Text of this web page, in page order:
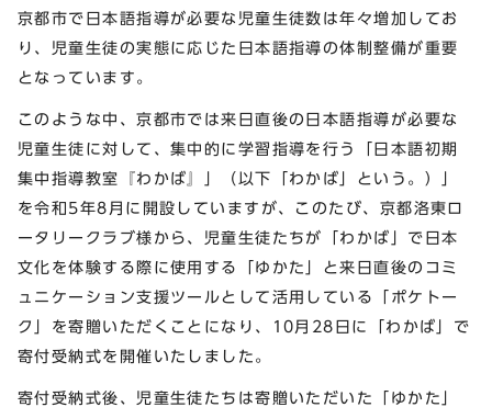
京都市で日本語指導が必要な児童生徒数は年々増加してお
り、児童生徒の実態に応じた日本語指導の体制整備が重要
となっています。
このような中、京都市では来日直後の日本語指導が必要な
児童生徒に対して、集中的に学習指導を行う「日本語初期
集中指導教室『わかば』」（以下「わかば」という。）」
を令和5年8月に開設していますが、このたび、京都洛東ロ
ータリークラブ様から、児童生徒たちが「わかば」で日本
文化を体験する際に使用する「ゆかた」と来日直後のコミ
ュニケーション支援ツールとして活用している「ポケトー
ク」を寄贈いただくことになり、10月28日に「わかば」で
寄付受納式を開催いたしました。
寄付受納式後、児童生徒たちは寄贈いただいた「ゆかた」